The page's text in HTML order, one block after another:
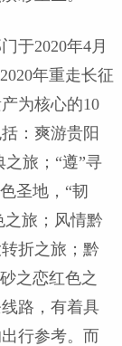
于2020年4月
年重走长征
为核心的10
：爽游贵阳
旅；“遵”寻
圣地，“韧
之旅；风情黔
折之旅；黔
之恋红色之
路，有着具
行参考。而